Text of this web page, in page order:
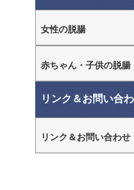
女性の脱腸
赤ちゃん・子供の脱腸
リンク＆お問い合
リンク＆お問い合わせ